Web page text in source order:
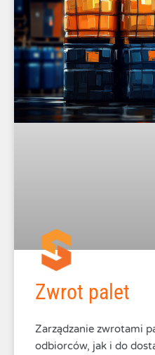
Zwrot palet
Zarządzanie zwrotami
odbiorców, jak i do